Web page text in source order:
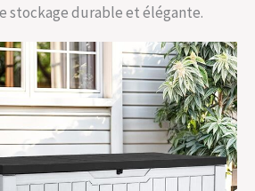
stockage durable et élégante.